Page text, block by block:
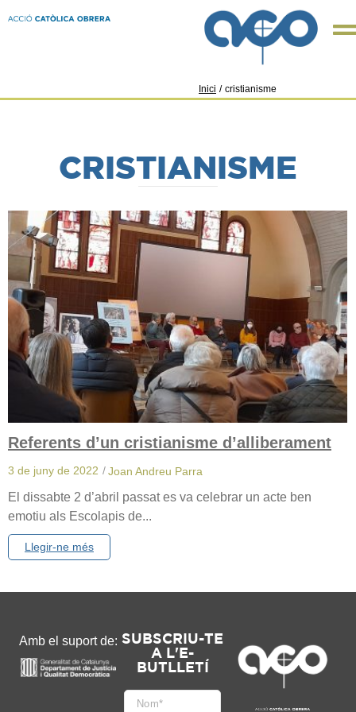
Inici / cristianisme
CRISTIANISME
Referents d’un cristianisme d’alliberament
3 de juny de 2022 /Joan Andreu Parra
El dissabte 2 d’abril passat es va celebrar un acte ben
emotiu als Escolapis de...
Llegir-ne més
Amb el suport de: SUBSCRIU-TE
A L'E-
BUTLLETÍ